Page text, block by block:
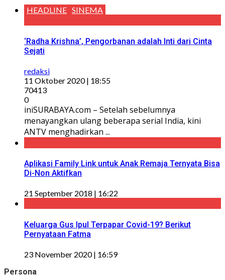
HEADLINE SINEMA
‘Radha Krishna’, Pengorbanan adalah Inti dari Cinta
Sejati
redaksi
11 Oktober 2020 | 18:55
70413
0
iniSURABAYA.com – Setelah sebelumnya
menayangkan ulang beberapa serial India, kini
ANTV menghadirkan ...
Aplikasi Family Link untuk Anak Remaja Ternyata Bisa
Di-Non Aktifkan
21 September 2018 | 16:22
Keluarga Gus Ipul Terpapar Covid-19? Berikut
Pernyataan Fatma
23 November 2020 | 16:59
Persona